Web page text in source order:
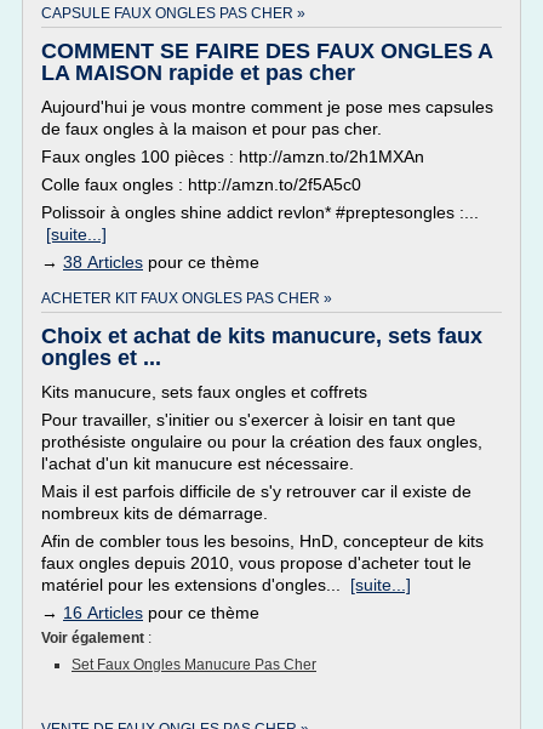
CAPSULE FAUX ONGLES PAS CHER »
COMMENT SE FAIRE DES FAUX ONGLES A
LA MAISON rapide et pas cher
Aujourd'hui je vous montre comment je pose mes capsules
de faux ongles à la maison et pour pas cher.
Faux ongles 100 pièces : http://amzn.to/2h1MXAn
Colle faux ongles : http://amzn.to/2f5A5c0
Polissoir à ongles shine addict revlon* #preptesongles :...
[suite...]
→ 38 Articles pour ce thème
ACHETER KIT FAUX ONGLES PAS CHER »
Choix et achat de kits manucure, sets faux
ongles et ...
Kits manucure, sets faux ongles et coffrets
Pour travailler, s'initier ou s'exercer à loisir en tant que
prothésiste ongulaire ou pour la création des faux ongles,
l'achat d'un kit manucure est nécessaire.
Mais il est parfois difficile de s'y retrouver car il existe de
nombreux kits de démarrage.
Afin de combler tous les besoins, HnD, concepteur de kits
faux ongles depuis 2010, vous propose d'acheter tout le
matériel pour les extensions d'ongles... [suite...]
→ 16 Articles pour ce thème
Voir également :
Set Faux Ongles Manucure Pas Cher